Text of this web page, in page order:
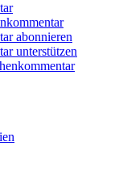
abonnieren
unterstützen